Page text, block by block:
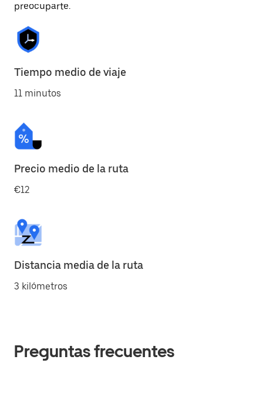
preocuparte.
Tiempo medio de viaje
11 minutos
Precio medio de la ruta
€12
Distancia media de la ruta
3 kilómetros
Preguntas frecuentes